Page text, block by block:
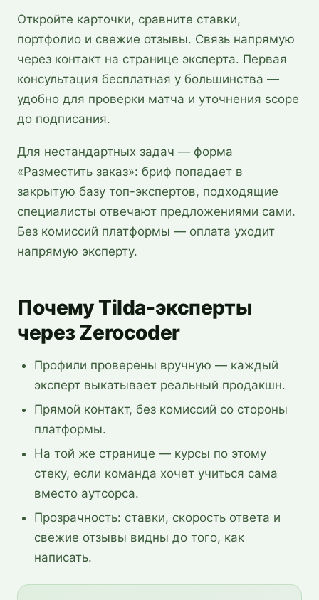
Откройте карточки, сравните ставки,
портфолио и свежие отзывы. Связь напрямую
через контакт на странице эксперта. Первая
консультация бесплатная у большинства —
удобно для проверки матча и уточнения scope
до подписания.
Для нестандартных задач — форма
«Разместить заказ»: бриф попадает в
закрытую базу топ-экспертов, подходящие
специалисты отвечают предложениями сами.
Без комиссий платформы — оплата уходит
напрямую эксперту.
Почему Tilda-эксперты
через Zerocoder
Профили проверены вручную — каждый
эксперт выкатывает реальный продакшн.
Прямой контакт, без комиссий со стороны
платформы.
На той же странице — курсы по этому
стеку, если команда хочет учиться сама
вместо аутсорса.
Прозрачность: ставки, скорость ответа и
свежие отзывы видны до того, как
написать.